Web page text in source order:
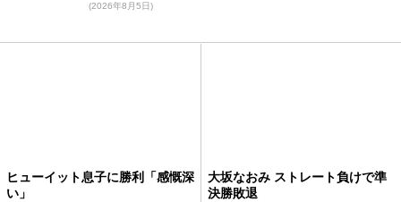
(2026年8月5日)
ヒューイット息子に勝利「感慨深
い」
大坂なおみ ストレート負けで準
決勝敗退